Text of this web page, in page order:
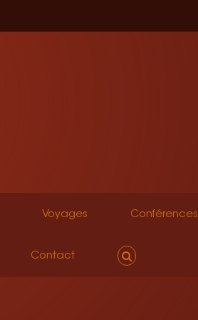
Voyages Conférences
Contact